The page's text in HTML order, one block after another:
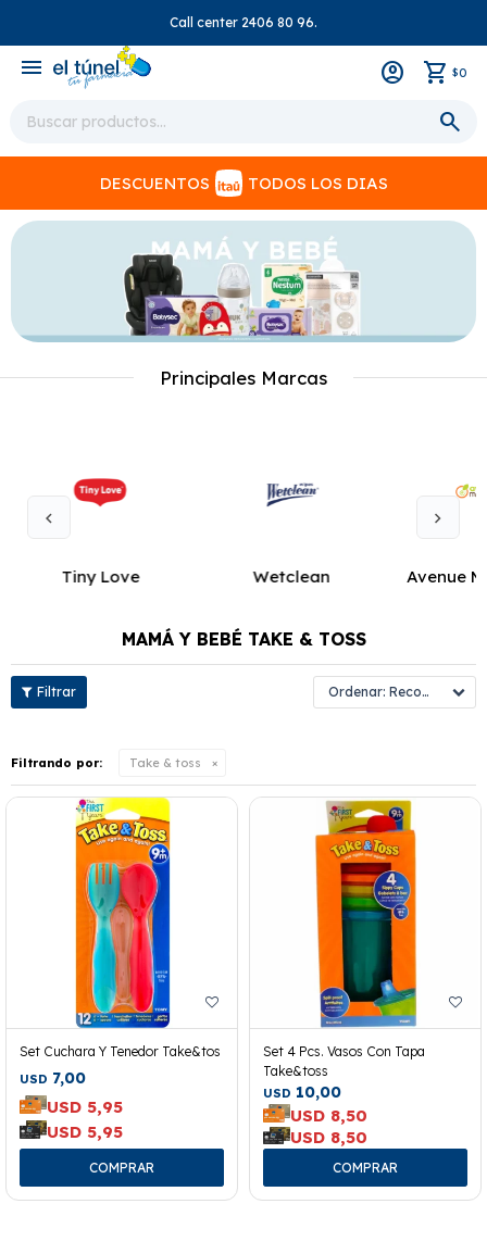
Call center 2406 80 96.
menu $0
DESCUENTOS TODOS LOS DIAS
Principales Marcas
Tiny Love Wetclean Avenue
MAMÁ Y BEBÉ TAKE & TOSS
Recomendados
Filtrando por: Take & toss
Set Cuchara Y Tenedor Take&tos
USD 7,00
USD 5,95
USD 5,95
Set 4 Pcs. Vasos Con Tapa
Take&toss
USD 10,00
USD 8,50
USD 8,50
close